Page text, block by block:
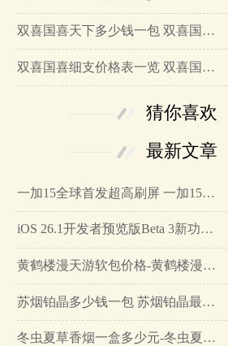
双喜国喜天下多少钱一包 双喜国喜天下口感及参数…
双喜国喜细支价格表一览 双喜国喜细支独家口感分析…
猜你喜欢
最新文章
一加15全球首发超高刷屏 一加15参数详细配置…
iOS 26.1开发者预览版Beta 3新功能详解…
黄鹤楼漫天游软包价格-黄鹤楼漫天游软包多少钱一盒…
苏烟铂晶多少钱一包 苏烟铂晶最新价格…
冬虫夏草香烟一盒多少元-冬虫夏草香烟一盒多少元2025最新价格…